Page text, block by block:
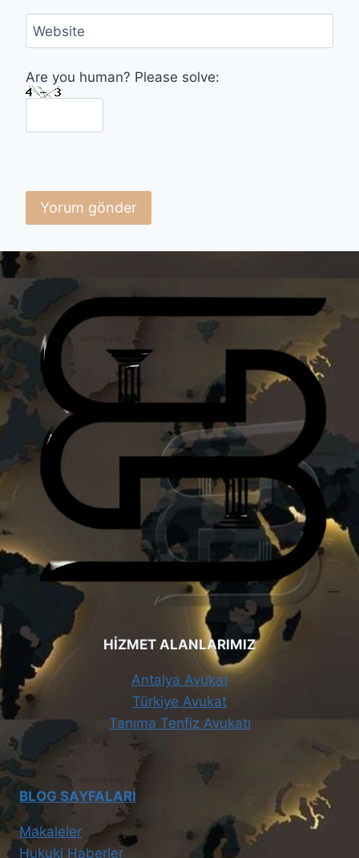
Website
Are you human? Please solve:
HİZMET ALANLARIMIZ
Antalya Avukat
Türkiye Avukat
Tanıma Tenfiz Avukatı
BLOG SAYFALARI
Makaleler
Hukuki Haberler